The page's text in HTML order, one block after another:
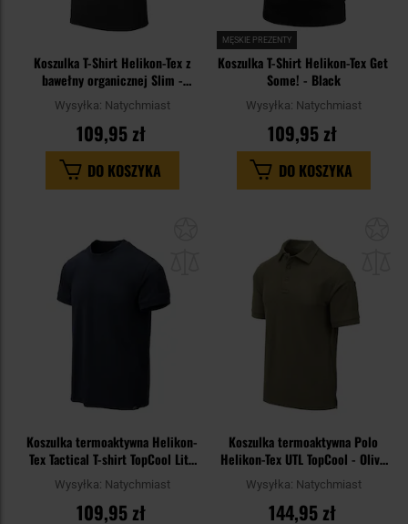
Koszulka T-Shirt Helikon-Tex z
bawełny organicznej Slim -
Black
Wysyłka: Natychmiast
109,95 zł
DO KOSZYKA
MĘSKIE PREZENTY
Koszulka T-Shirt Helikon-Tex Get
Some! - Black
Wysyłka: Natychmiast
109,95 zł
DO KOSZYKA
schowka
Koszulka termoaktywna Helikon-
Tex Tactical T-shirt TopCool Lite
- Navy Blue
Wysyłka: Natychmiast
109,95 zł
Koszulka termoaktywna Polo
Helikon-Tex UTL TopCool - Olive
Green
Wysyłka: Natychmiast
144,95 zł